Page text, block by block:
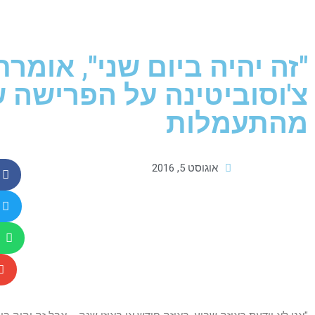
"זה יהיה ביום שני",
צ'וסוביטינה על
מהתעמלות
אוגוסט 5, 2016